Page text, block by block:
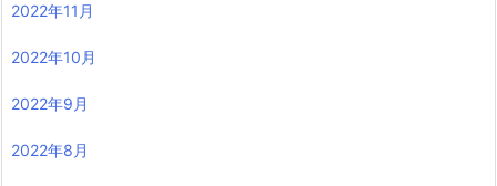
2022年11月
2022年10月
2022年9月
2022年8月